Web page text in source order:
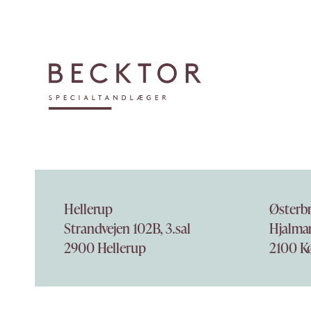
Hellerup
Strandvejen 102B, 3.sal
2900 Hellerup
2100